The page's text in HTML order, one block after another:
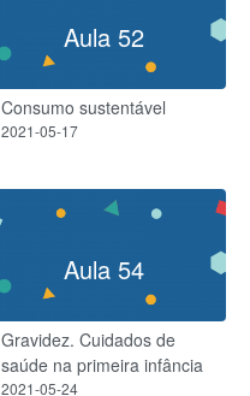
Aula 52
Consumo sustentável
2021-05-17
Aula 54
Gravidez. Cuidados de
saúde na primeira infância
2021-05-24